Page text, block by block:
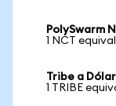
PolySwarm
1 NCT
Tribe a
1 TRIBE